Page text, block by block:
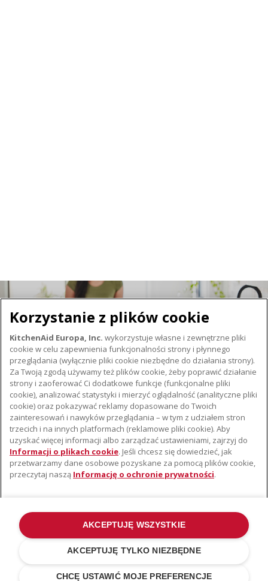
O KITCHENAID
Istota marki
Historia marki
Komunikaty prasowe
WSPARCIE
Gdzie kupić
Znajdź najbliższy serwis
©2022 Wszelkie prawa zastrzeżone. KitchenAid i konstrukcja miksera
stojącego stanowią znaki towarowe w USA i na całym świecie .
Polityka Prywatności.Cookies.Inne kraje
Korzystanie z plików cookie
KitchenAid Europa, Inc. wykorzystuje własne i zewnętrzne pliki
cookie w celu zapewnienia funkcjonalności strony i płynnego
przeglądania (wyłącznie pliki cookie niezbędne do działania strony).
Za Twoją zgodą używamy też plików cookie, żeby poprawić działanie
strony i zaoferować Ci dodatkowe funkcje (funkcjonalne pliki
cookie), analizować statystyki i mierzyć oglądalność (analityczne pliki
cookie) oraz pokazywać reklamy dopasowane do Twoich
zainteresowań i nawyków przeglądania – w tym z udziałem stron
trzecich i na innych platformach (reklamowe pliki cookie). Aby
uzyskać więcej informacji albo zarządzać ustawieniami, zajrzyj do
Informacji o plikach cookie. Jeśli chcesz się dowiedzieć, jak
przetwarzamy dane osobowe pozyskane za pomocą plików cookie,
przeczytaj naszą Informację o ochronie prywatności.
CHCĘ USTAWIĆ MOJE PREFERENCJE
AKCEPTUJĘ TYLKO NIEZBĘDNE
AKCEPTUJĘ WSZYSTKIE